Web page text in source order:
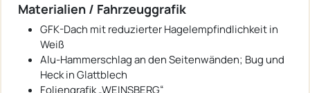
Materialien / Fahrzeuggrafik
GFK-Dach mit reduzierter Hagelempfindlichkeit in
Weiß
Alu-Hammerschlag an den Seitenwänden; Bug und
Heck in Glattblech
Foliengrafik „WEINSBERG“